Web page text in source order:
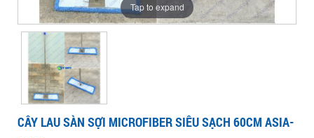
microfiber
siêu
sạch
microfiber
siêu
sạch
ASIA-
SH60
Tap to expand
CÂY LAU SÀN SỢI MICROFIBER SIÊU SẠCH 60CM ASIA-